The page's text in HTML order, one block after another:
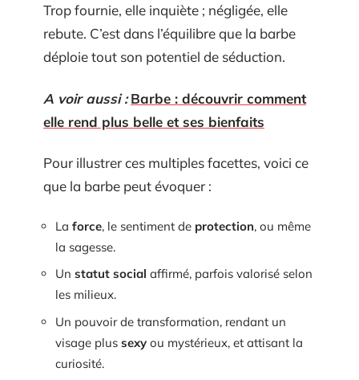
Trop fournie, elle inquiète ; négligée, elle
rebute. C’est dans l’équilibre que la barbe
déploie tout son potentiel de séduction.
A voir aussi : Barbe : découvrir comment
elle rend plus belle et ses bienfaits
Pour illustrer ces multiples facettes, voici ce
que la barbe peut évoquer :
La force, le sentiment de protection, ou même
la sagesse.
Un statut social affirmé, parfois valorisé selon
les milieux.
Un pouvoir de transformation, rendant un
visage plus sexy ou mystérieux, et attisant la
curiosité.